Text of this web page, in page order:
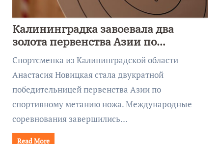
Калининградка завоевала два
золота первенства Азии по
метанию ножа
Спортсменка из Калининградской области
Анастасия Новицкая стала двукратной
победительницей первенства Азии по
спортивному метанию ножа. Международные
соревнования завершились…
Read More